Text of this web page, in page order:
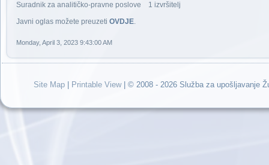
Suradnik za analitičko-pravne poslove 1 izvršitelj
Javni oglas možete preuzeti OVDJE.
Monday, April 3, 2023 9:43:00 AM
Site Map Printable View| © 2008 - 2026 Služba za upošljavanje